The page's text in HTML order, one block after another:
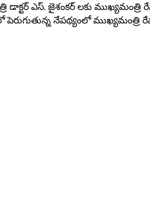
ఎస్. జైశంకర్ లకు ముఖ్యమంత్రి
నేపథ్యంలో ముఖ్యమంత్రి